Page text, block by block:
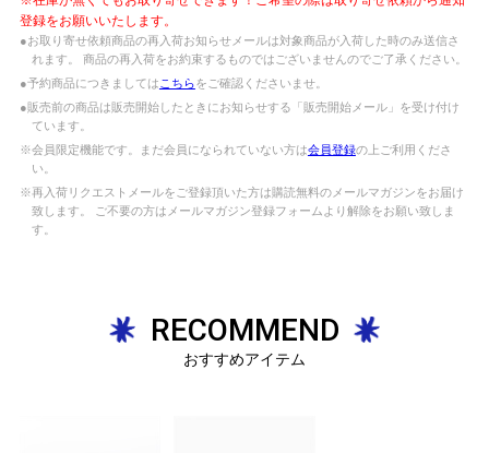
登録をお願いいたします。
●お取り寄せ依頼商品の再入荷お知らせメールは対象商品が入荷した時のみ送信さ
れます。 商品の再入荷をお約束するものではございませんのでご了承ください。
●予約商品につきましては こちらをご確認くださいませ。
●販売前の商品は販売開始したときにお知らせする「販売開始メール」を受け付け
ています。
※会員限定機能です。まだ会員になられていない方は会員登録の上ご利用くださ
い。
※再入荷リクエストメールをご登録頂いた方は購読無料のメールマガジンをお届け
致します。 ご不要の方はメールマガジン登録フォームより解除をお願い致しま
す。
RECOMMEND
おすすめアイテム